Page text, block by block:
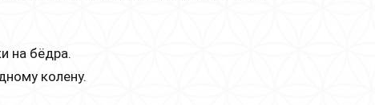
на бёдра.
колену.